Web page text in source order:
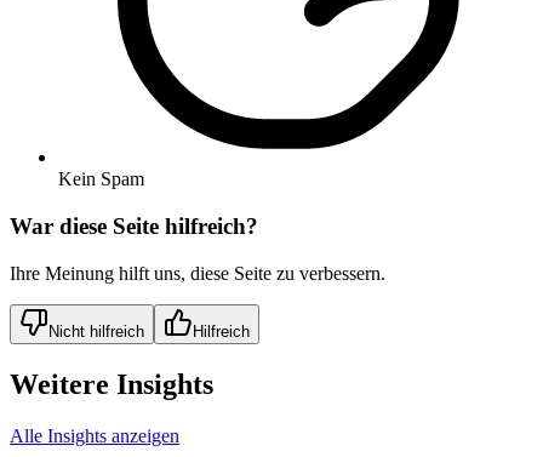
Kein Spam
War diese Seite hilfreich?
Ihre Meinung hilft uns, diese Seite zu verbessern.
Nicht hilfreich Hilfreich
Weitere Insights
Alle Insights anzeigen